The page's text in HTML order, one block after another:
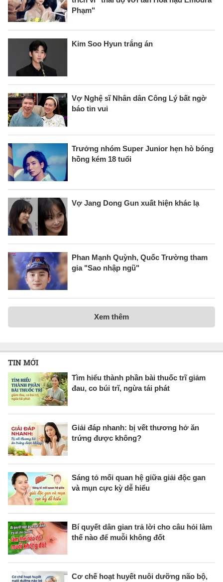
Phạm"
Kim Soo Hyun trắng án
Vợ Nghệ sĩ Nhân dân Công Lý bất ngờ
báo tin vui
Trưởng nhóm Super Junior hẹn hò bóng
hồng kém 18 tuổi
Vợ Jang Dong Gun xuất hiện khác lạ
Phan Mạnh Quỳnh, Quốc Trường tham
gia "Sao nhập ngũ"
Xem thêm
TIN MỚI
Tìm hiểu thành phần bài thuốc trĩ giảm
đau, co búi trĩ, ngừa tái phát
Giải đáp nhanh: bị vết thương hở ăn
trứng được không?
Sáng tỏ mối quan hệ giữa giải độc gan
và mụn cực kỳ dễ hiểu
Bí quyết dân gian trả lời cho câu hỏi làm
thế nào để muỗi không đốt
Cơ chế hoạt huyết nuôi dưỡng não bộ,